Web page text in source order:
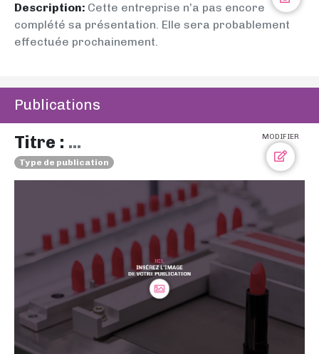
Description: Cette entreprise n’a pas encore
complété sa présentation. Elle sera probablement
effectuée prochainement.
Publications
MODIFIER
Titre : ...
Type de publication